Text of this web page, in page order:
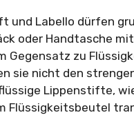
und Labello dürfen
oder Handtasche
Gegensatz zu
sie nicht den
Lippenstifte,
Flüssigkeitsbeutel